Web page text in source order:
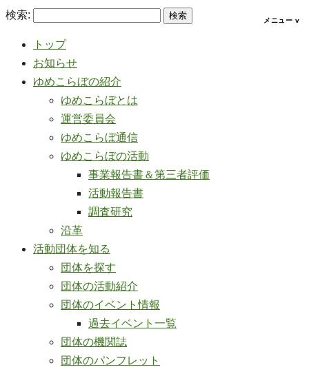
検索:
トップ
お知らせ
ゆめこらぼの紹介
ゆめこらぼとは
運営委員会
ゆめこらぼ通信
ゆめこらぼの活動
事業報告書＆第三者評価
活動報告書
調査研究
沿革
活動団体を知る
団体を探す
団体の活動紹介
団体のイベント情報
過去イベント一覧
団体の機関誌
団体のパンフレット